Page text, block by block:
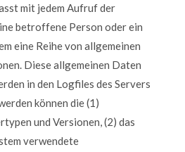
mit jedem Aufruf der
betroffene Person oder ein
eine Reihe von allgemeinen
Diese allgemeinen Daten
in den Logfiles des Servers
können die (1)
und Versionen, (2) das
verwendete